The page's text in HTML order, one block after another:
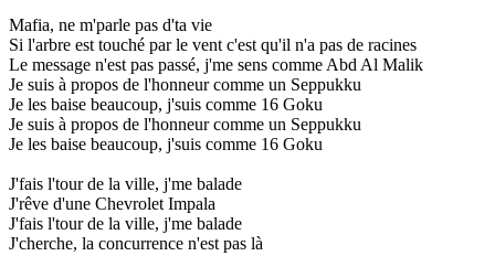
Mafia, ne m'parle pas d'ta vie
Si l'arbre est touché par le vent c'est qu'il n'a pas de racines
Le message n'est pas passé, j'me sens comme Abd Al Malik
Je suis à propos de l'honneur comme un Seppukku
Je les baise beaucoup, j'suis comme 16 Goku
Je suis à propos de l'honneur comme un Seppukku
Je les baise beaucoup, j'suis comme 16 Goku
J'fais l'tour de la ville, j'me balade
J'rêve d'une Chevrolet Impala
J'fais l'tour de la ville, j'me balade
J'cherche, la concurrence n'est pas là